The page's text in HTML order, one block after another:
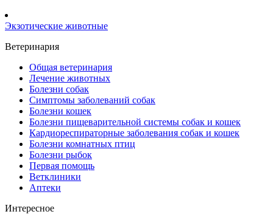
Экзотические животные
Ветеринария
Общая ветеринария
Лечение животных
Болезни собак
Симптомы заболеваний собак
Болезни кошек
Болезни пищеварительной системы собак и кошек
Кардиореспираторные заболевания собак и кошек
Болезни комнатных птиц
Болезни рыбок
Первая помощь
Ветклиники
Аптеки
Интересное